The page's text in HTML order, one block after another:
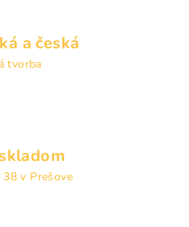
a česká
tvorba
v Prešove